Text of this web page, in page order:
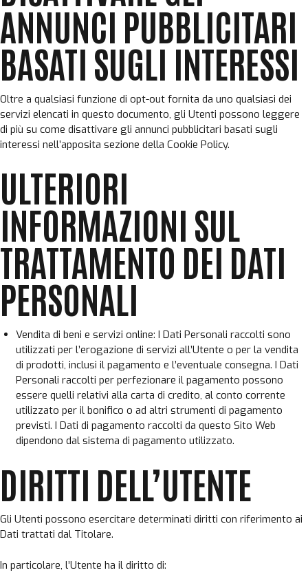
ANNUNCI PUBBLICITARI
BASATI SUGLI INTERESSI
Oltre a qualsiasi funzione di opt-out fornita da uno qualsiasi dei
servizi elencati in questo documento, gli Utenti possono leggere
di più su come disattivare gli annunci pubblicitari basati sugli
interessi nell’apposita sezione della Cookie Policy.
ULTERIORI
INFORMAZIONI SUL
TRATTAMENTO DEI DATI
PERSONALI
Vendita di beni e servizi online: I Dati Personali raccolti sono
utilizzati per l’erogazione di servizi all’Utente o per la vendita
di prodotti, inclusi il pagamento e l’eventuale consegna. I Dati
Personali raccolti per perfezionare il pagamento possono
essere quelli relativi alla carta di credito, al conto corrente
utilizzato per il bonifico o ad altri strumenti di pagamento
previsti. I Dati di pagamento raccolti da questo Sito Web
dipendono dal sistema di pagamento utilizzato.
DIRITTI DELL’UTENTE
Gli Utenti possono esercitare determinati diritti con riferimento ai
Dati trattati dal Titolare.
In particolare, l’Utente ha il diritto di: